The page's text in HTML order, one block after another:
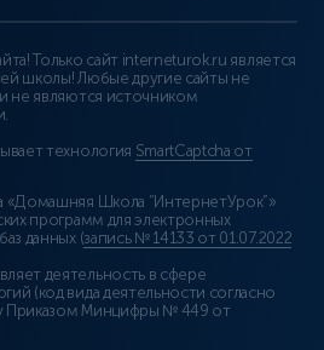
Только сайт interneturok.ru является
школы! Любые другие сайты не
являются источником
технология SmartCaptcha от
«Домашняя Школа “ИнтернетУрок”»
программ для электронных
данных (запись № 14133 от 01.07.2022
деятельность в сфере
(код вида деятельности согласно
Приказом Минцифры № 449 от